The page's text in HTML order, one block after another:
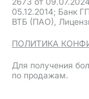
05.12.2014; Банк
ВТБ (ПАО),
ПОЛИТИКА
Для получения
по продажам.